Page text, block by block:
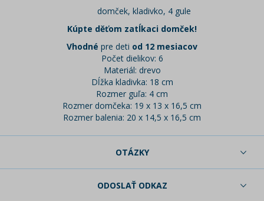
domček, kladivko, 4 gule
Kúpte děťom zatĺkaci domček!
Vhodné pre deti od 12 mesiacov
Počet dielikov: 6
Materiál: drevo
Dĺžka kladivka: 18 cm
Rozmer guľa: 4 cm
Rozmer domčeka: 19 x 13 x 16,5 cm
Rozmer balenia: 20 x 14,5 x 16,5 cm
OTÁZKY
ODOSLAŤ ODKAZ